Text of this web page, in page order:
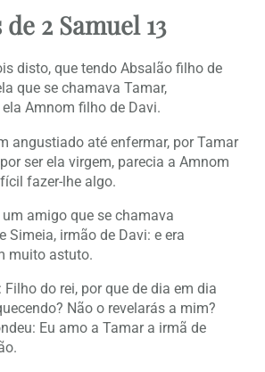
2 Samuel 13
disto, que tendo Absalão filho de
que se chamava Tamar,
Amnom filho de Davi.
angustiado até enfermar, por Tamar
ser ela virgem, parecia a Amnom
fazer-lhe algo.
amigo que se chamava
Simeia, irmão de Davi: e era
muito astuto.
do rei, por que de dia em dia
Não o revelarás a mim?
Eu amo a Tamar a irmã de